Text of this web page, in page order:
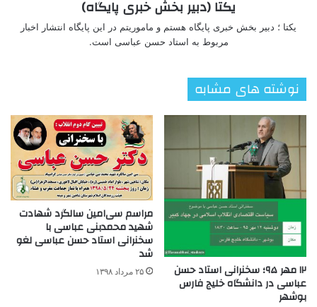
یکتا (دبیر بخش خبری پایگاه)
یکتا ؛ دبیر بخش خبری پایگاه هستم و ماموریتم در این پایگاه انتشار اخبار
مربوط به استاد حسن عباسی است.
نوشته های مشابه
۱۲ مهر ۹۵؛ سخنرانی استاد حسن
عباسی در دانشگاه خلیج فارس
بوشهر
مراسم سی‌امین سالگرد شهادت
شهید محمدبنی عباسی با
سخنرانی استاد حسن عباسی لغو
شد
۲۵ مرداد ۱۳۹۸